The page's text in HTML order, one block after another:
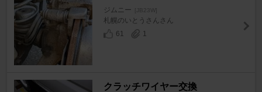
ジムニー [JB23W]
札幌のいとうさんさん
61
1
クラッチワイヤー交換